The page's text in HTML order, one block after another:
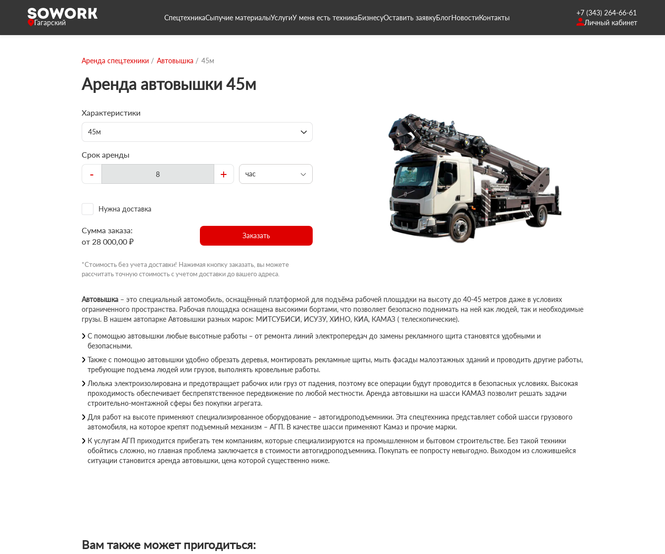
Гагарский
СпецтехникаСыпучие материалыУслугиУ меня есть техникаБизнесуОставить заявкуБлогНовостиКонтакты
+7 (343) 264-66-61
Личный кабинет
Аренда спец.техники Автовышка 45м
Аренда автовышки 45м
Характеристики
45м
Срок аренды
- + час
Нужна доставка
Сумма заказа:
от 28 000,00 ₽
Заказать
*Стоимость без учета доставки! Нажимая кнопку заказать, вы можете
рассчитать точную стоимость с учетом доставки до вашего адреса.
Автовышка – это специальный автомобиль, оснащённый платформой для подъёма рабочей площадки на высоту до 40-45 метров даже в условиях
ограниченного пространства. Рабочая площадка оснащена высокими бортами, что позволяет безопасно поднимать на ней как людей, так и необходимые
грузы. В нашем автопарке Автовышки разных марок: МИТСУБИСИ, ИСУЗУ, ХИНО, КИА, КАМАЗ ( телескопические).
С помощью автовышки любые высотные работы – от ремонта линий электропередач до замены рекламного щита становятся удобными и
безопасными.
Также с помощью автовышки удобно обрезать деревья, монтировать рекламные щиты, мыть фасады малоэтажных зданий и проводить другие работы,
требующие подъема людей или грузов, выполнять кровельные работы.
Люлька электроизолирована и предотвращает рабочих или груз от падения, поэтому все операции будут проводится в безопасных условиях. Высокая
проходимость обеспечивает беспрепятственное передвижение по любой местности. Аренда автовышки на шасси КАМАЗ позволит решать задачи
строительно-монтажной сферы без покупки агрегата.
Для работ на высоте применяют специализированное оборудование – автогидроподъемники. Эта спецтехника представляет собой шасси грузового
автомобиля, на которое крепят подъемный механизм – АГП. В качестве шасси применяют Камаз и прочие марки.
К услугам АГП приходится прибегать тем компаниям, которые специализируются на промышленном и бытовом строительстве. Без такой техники
обойтись сложно, но главная проблема заключается в стоимости автогидроподъемника. Покупать ее попросту невыгодно. Выходом из сложившейся
ситуации становится аренда автовышки, цена которой существенно ниже.
Вам также может пригодиться: